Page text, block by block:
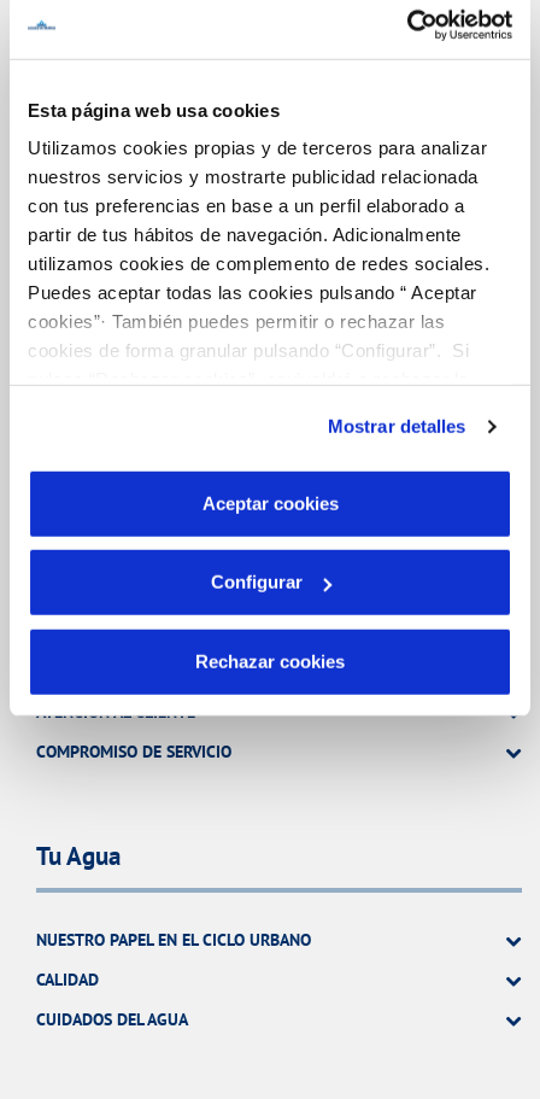
Esta página web usa cookies
Utilizamos cookies propias y de terceros para analizar
nuestros servicios y mostrarte publicidad relacionada
con tus preferencias en base a un perfil elaborado a
partir de tus hábitos de navegación. Adicionalmente
utilizamos cookies de complemento de redes sociales.
Puedes aceptar todas las cookies pulsando “ Aceptar
cookies”· También puedes permitir o rechazar las
cookies de forma granular pulsando “Configurar”. Si
son indispensables para que el sitio web funcione y que
por tanto no se pueden desactivar. Puedes consultar
más información en nuestraPolítica de Cookies
Mostrar detalles
Aceptar cookies
Configurar
Rechazar cookies
Inicio
Gestiones Online
FACTURAS, PAGOS Y CONSUMOS
CONTRATOS
MODIFICACIÓN DE DATOS
ATENCIÓN AL CLIENTE
COMPROMISO DE SERVICIO
Tu Agua
NUESTRO PAPEL EN EL CICLO URBANO
CALIDAD
CUIDADOS DEL AGUA